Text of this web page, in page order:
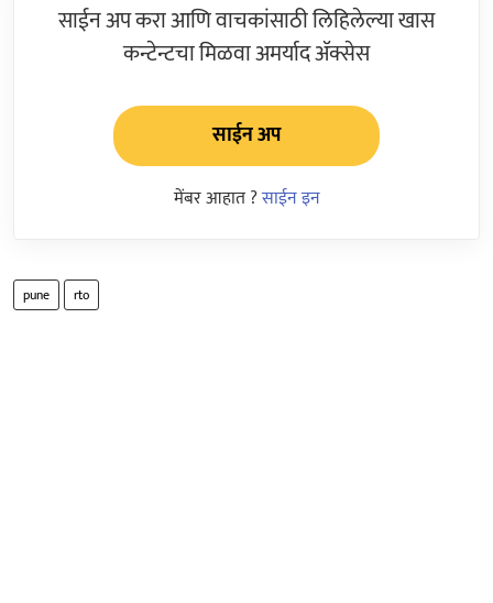
साईन अप करा आणि वाचकांसाठी लिहिलेल्या खास
कन्टेन्टचा मिळवा अमर्याद ॲक्सेस
साईन अप
मेंबर आहात ?साईन इन
pune rto